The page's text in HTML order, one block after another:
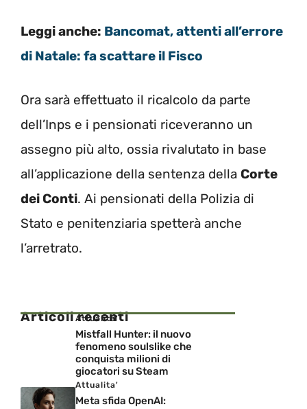
Leggi anche: Bancomat, attenti all’errore
di Natale: fa scattare il Fisco
Ora sarà effettuato il ricalcolo da parte
dell’Inps e i pensionati riceveranno un
assegno più alto, ossia rivalutato in base
all’applicazione della sentenza della Corte
dei Conti. Ai pensionati della Polizia di
Stato e penitenziaria spetterà anche
l’arretrato.
Articoli recenti
Attualita'
Mistfall Hunter: il nuovo
fenomeno soulslike che
conquista milioni di
giocatori su Steam
Attualita'
Meta sfida OpenAI: